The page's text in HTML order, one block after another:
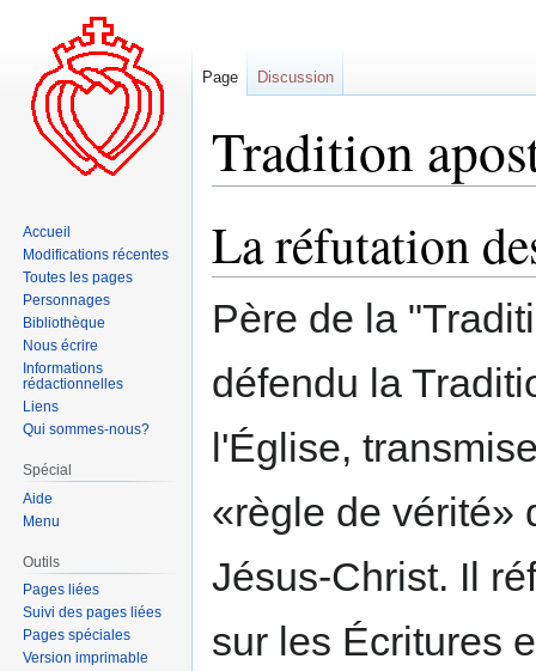
Tradition
la
navigation
la
recherche
La réfutation
Père de la
défendu la
l'Église,
«règle de vérité»
Jésus-Christ. Il
sur les Écritures
Page Discussion
Accueil
Modifications récentes
Toutes les pages
Personnages
Bibliothèque
Nous écrire
Informations
rédactionnelles
Liens
Qui sommes-nous?
Spécial
Aide
Menu
Outils
Pages liées
Suivi des pages liées
Pages spéciales
Version imprimable